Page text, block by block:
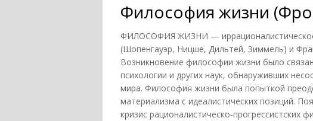
Философия жизни
ФИЛОСОФИЯ ЖИЗНИ —
(Шопенгауэр, Ницше, Дильтей, Зиммель) и
Возникновение философии жизни было
психологии и других наук, обнаруживших
мира. Философия жизни была попыткой
материализма с идеалистических позиций.
кризис рационалистическо-прогрессистских